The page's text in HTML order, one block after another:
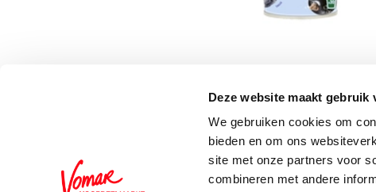
Deze website maakt gebruik
We gebruiken cookies om
bieden en om ons
site met onze partners voor
combineren met andere
Schrijf je in voor de